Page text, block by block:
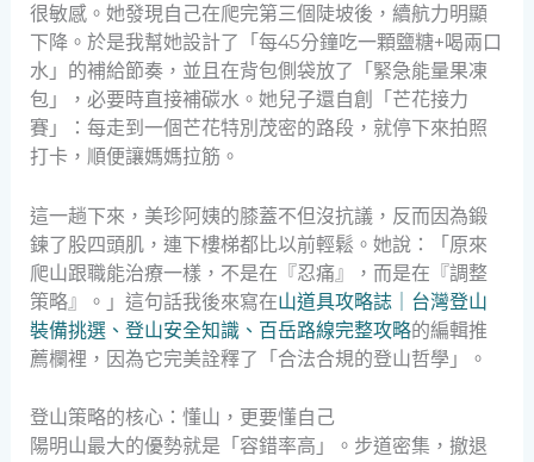
很敏感。她發現自己在爬完第三個陡坡後，續航力明顯
下降。於是我幫她設計了「每45分鐘吃一顆鹽糖+喝兩口
水」的補給節奏，並且在背包側袋放了「緊急能量果凍
包」，必要時直接補碳水。她兒子還自創「芒花接力
賽」：每走到一個芒花特別茂密的路段，就停下來拍照
打卡，順便讓媽媽拉筋。
這一趟下來，美珍阿姨的膝蓋不但沒抗議，反而因為鍛
鍊了股四頭肌，連下樓梯都比以前輕鬆。她說：「原來
爬山跟職能治療一樣，不是在『忍痛』，而是在『調整
策略』。」這句話我後來寫在山道具攻略誌｜台灣登山
裝備挑選、登山安全知識、百岳路線完整攻略的編輯推
薦欄裡，因為它完美詮釋了「合法合規的登山哲學」。
登山策略的核心：懂山，更要懂自己
陽明山最大的優勢就是「容錯率高」。步道密集，撤退